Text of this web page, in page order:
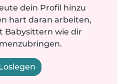
dein Profil hinzu
hart daran arbeiten,
Babysittern wie dir